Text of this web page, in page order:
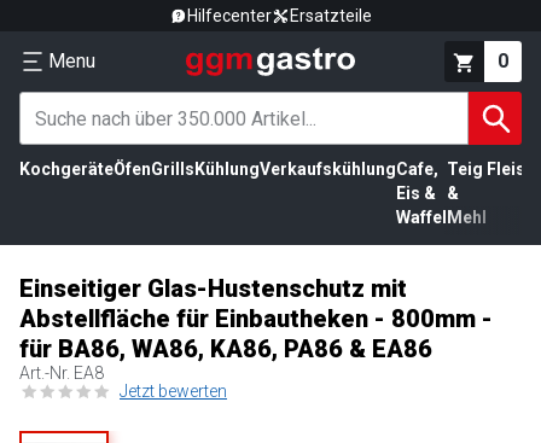
Hilfecenter Ersatzteile
Menu 0
KochgeräteÖfenGrills KühlungVerkaufskühlungCafe,
Eis &
Waffel
Teig
&
Mehl
Einseitiger Glas-Hustenschutz mit
Abstellfläche für Einbautheken - 800mm -
für BA86, WA86, KA86, PA86 & EA86
Art.-Nr. EA8
Jetzt bewerten